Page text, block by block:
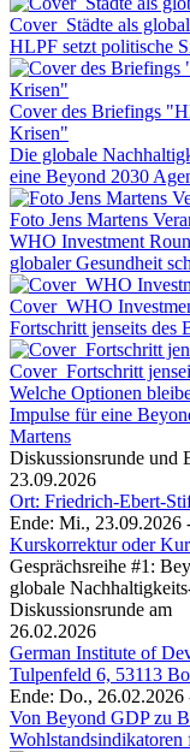
Cover_Städte als
HLPF setzt politische
Cover des Briefings
Krisen"
Die globale
eine Beyond 2030
Foto Jens Martens
WHO Investment
globaler Gesundheit
Cover_WHO
Fortschritt jenseits des
Cover_Fortschritt
Welche Optionen
Impulse für eine
Martens
Diskussionsrunde und
23.09.2026
Ort: Friedrich-Ebert-
Ende: Mi., 23.09.2026
Kurskorrektur oder
Gesprächsreihe #1:
globale
Diskussionsrunde am
26.02.2026
German Institute of
Tulpenfeld 6, 53113
Ende: Do.,
Von Beyond GDP zu